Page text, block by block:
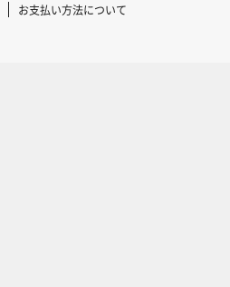
お支払い方法について